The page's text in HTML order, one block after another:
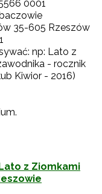
0001
35-605 Rzeszów
np: Lato z
- rocznik
Kiwior - 2016)
z Ziomkami